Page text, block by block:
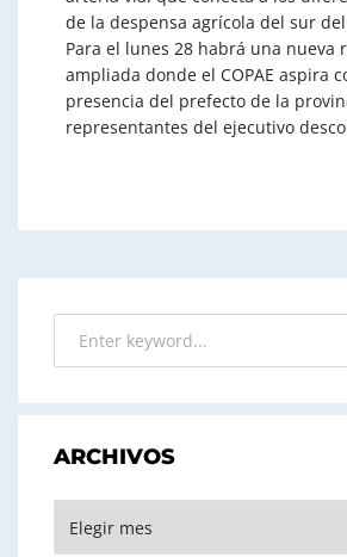
de la despensa agrícola del sur
Para el lunes 28 habrá una nueva
ampliada donde el COPAE aspira
presencia del prefecto de la
representantes del ejecutivo
ARCHIVOS